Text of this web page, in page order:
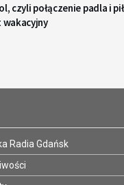
czyli połączenie padla i
Radia Gdańsk